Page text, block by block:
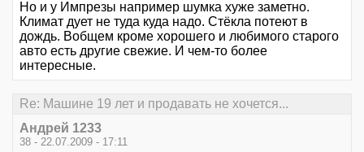
Но и у Импрезы например шумка хуже заметно.
Климат дует не туда куда надо. Стёкла потеют в
дождь. Вобщем кроме хорошего и любимого старого
авто есть другие свежие. И чем-то более
интересные.
Re: Машине 19 лет и продавать не хочется...
Андрей 1233
38 - 22.07.2009 - 17:11